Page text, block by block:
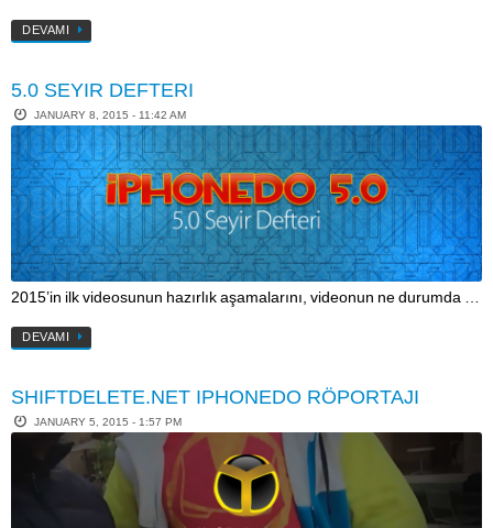
DEVAMI
5.0 SEYIR DEFTERI
JANUARY 8, 2015 - 11:42 AM
2015’in ilk videosunun hazırlık aşamalarını, videonun ne durumda …
DEVAMI
SHIFTDELETE.NET IPHONEDO RÖPORTAJI
JANUARY 5, 2015 - 1:57 PM